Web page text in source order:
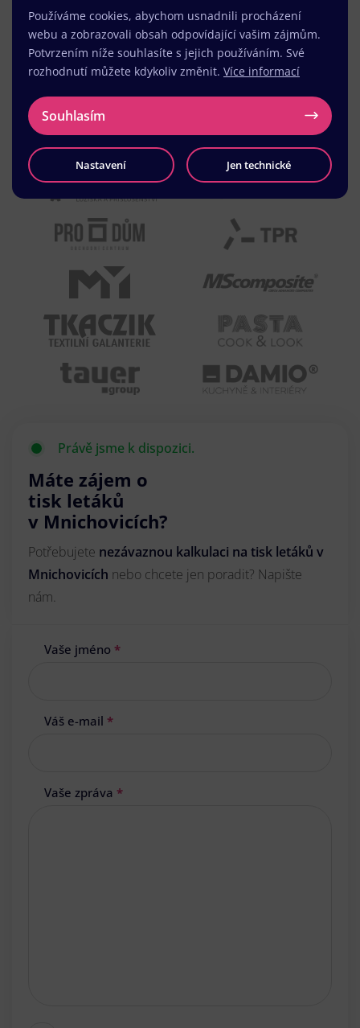
Právě jsme k dispozici.
Máte zájem o
tisk letáků
v Mnichovicích?
Potřebujete nezávaznou kalkulaci na tisk letáků v
Mnichovicích nebo chcete jen poradit? Napište
nám.
Vaše jméno *
Váš e-mail *
Vaše zpráva *
Používáme cookies, abychom usnadnili procházení
webu a zobrazovali obsah odpovídající vašim zájmům.
Potvrzením níže souhlasíte s jejich používáním. Své
rozhodnutí můžete kdykoliv změnit. Více informací
Souhlasím
Nastavení Jen technické